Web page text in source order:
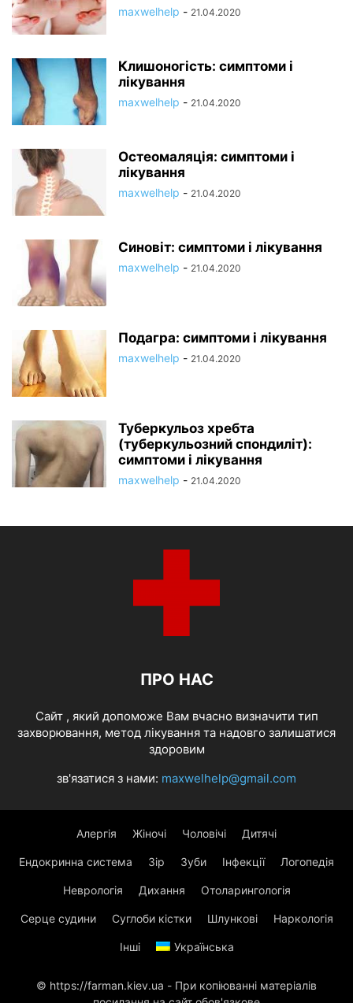
maxwelhelp - 21.04.2020
Клишоногість: симптоми і
лікування
maxwelhelp - 21.04.2020
Остеомаляція: симптоми і
лікування
maxwelhelp - 21.04.2020
Синовіт: симптоми і лікування
maxwelhelp - 21.04.2020
Подагра: симптоми і лікування
maxwelhelp - 21.04.2020
Туберкульоз хребта
(туберкульозний спондиліт):
симптоми і лікування
maxwelhelp - 21.04.2020
ПРО НАС
Cайт , який допоможе Вам вчасно визначити тип
захворювання, метод лікування та надовго залишатися
здоровим
зв'язатися з нами: maxwelhelp@gmail.com
Алергія Жіночі Чоловічі Дитячі
Ендокринна система Зір Зуби Інфекції Логопедія
Неврологія Дихання Отоларингологія
Серце судини Суглоби кістки Шлункові Наркологія
Інші Українська
© https://farman.kiev.ua - При копіюванні матеріалів